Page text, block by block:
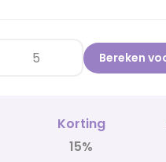
Bereken
Korting
15%